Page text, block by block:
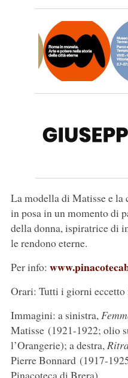
La modella di Matisse e
in posa in un momento di
della donna, ispiratrice di
le rendono eterne.
Per info:
Orari: Tutti i giorni
Immagini: a sinistra,
Matisse (1921-1922; olio
l’Orangerie); a destra,
Pierre Bonnard (1917-
Pinacoteca di Brera)